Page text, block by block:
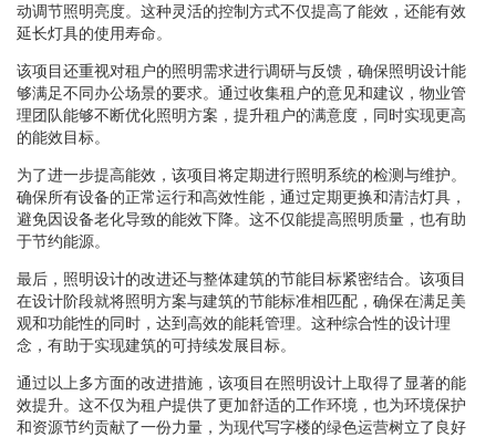
动调节照明亮度。这种灵活的控制方式不仅提高了能效，还能有效
延长灯具的使用寿命。
该项目还重视对租户的照明需求进行调研与反馈，确保照明设计能
够满足不同办公场景的要求。通过收集租户的意见和建议，物业管
理团队能够不断优化照明方案，提升租户的满意度，同时实现更高
的能效目标。
为了进一步提高能效，该项目将定期进行照明系统的检测与维护。
确保所有设备的正常运行和高效性能，通过定期更换和清洁灯具，
避免因设备老化导致的能效下降。这不仅能提高照明质量，也有助
于节约能源。
最后，照明设计的改进还与整体建筑的节能目标紧密结合。该项目
在设计阶段就将照明方案与建筑的节能标准相匹配，确保在满足美
观和功能性的同时，达到高效的能耗管理。这种综合性的设计理
念，有助于实现建筑的可持续发展目标。
通过以上多方面的改进措施，该项目在照明设计上取得了显著的能
效提升。这不仅为租户提供了更加舒适的工作环境，也为环境保护
和资源节约贡献了一份力量，为现代写字楼的绿色运营树立了良好